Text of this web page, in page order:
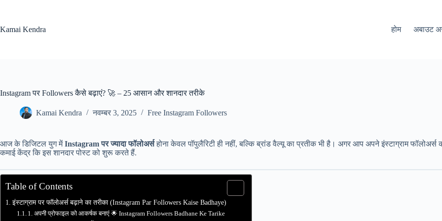
Kamai Kendra
होम अबाउट
Instagram पर Followers कैसे बढ़ाएं? 🚀 – 25 आसान और शानदार तरीके
Kamai Kendra नवम्बर 3, 2025 Free Instagram Followers
आज के डिजिटल युग मेंInstagram पर ज्यादा फॉलोअर्सहोना केवल पॉपुलैरिटी ही नहीं, बल्कि ब्रांड वैल्यू का प्रतीक भी है। अगर आप अपने इंस्टाग्राम
कमाई केंद्र कि इस शानदार पोस्ट को शुरू करते हैं.
Table of Contents
इंस्टाग्राम पर फॉलोअर्स बढ़ाने का तरीका (Instagram Par Followers Kaise Badhaye)
1. अपनी प्रोफाइल को आकर्षक बनाएं 🌟 Instagram Followers Badhane Ke Tarike